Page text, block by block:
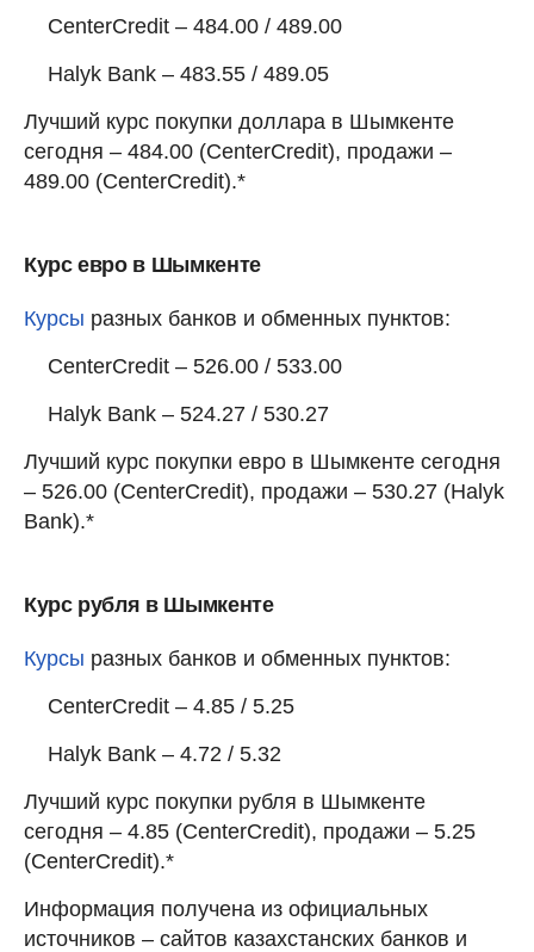
CenterCredit – 484.00 / 489.00
Halyk Bank – 483.55 / 489.05
Лучший курс покупки доллара в Шымкенте
сегодня – 484.00 (CenterCredit), продажи –
489.00 (CenterCredit).*
Курс евро в Шымкенте
Курсы разных банков и обменных пунктов:
CenterCredit – 526.00 / 533.00
Halyk Bank – 524.27 / 530.27
Лучший курс покупки евро в Шымкенте сегодня
– 526.00 (CenterCredit), продажи – 530.27 (Halyk
Bank).*
Курс рубля в Шымкенте
Курсы разных банков и обменных пунктов:
CenterCredit – 4.85 / 5.25
Halyk Bank – 4.72 / 5.32
Лучший курс покупки рубля в Шымкенте
сегодня – 4.85 (CenterCredit), продажи – 5.25
(CenterCredit).*
Информация получена из официальных
источников – сайтов казахстанских банков и